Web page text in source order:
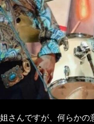
さんですが、何らか